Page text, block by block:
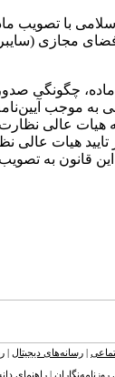
مجازی
چگونگی
به موجب
هیات عالی
هیات عالی
این قانون به
رسانه‌های دیجیتال
روزنامه‌نگاران راهنمای